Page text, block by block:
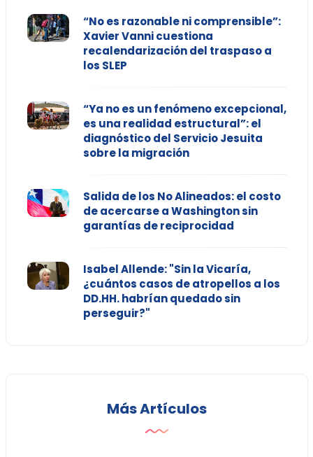
“No es razonable ni comprensible”:
Xavier Vanni cuestiona
recalendarización del traspaso a
los SLEP
“Ya no es un fenómeno excepcional,
es una realidad estructural”: el
diagnóstico del Servicio Jesuita
sobre la migración
Salida de los No Alineados: el costo
de acercarse a Washington sin
garantías de reciprocidad
Isabel Allende: "Sin la Vicaría,
¿cuántos casos de atropellos a los
DD.HH. habrían quedado sin
perseguir?"
Más Artículos